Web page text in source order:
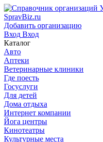
SpravBiz.ru
Добавить организацию
Вход Вход
Каталог
Авто
Аптеки
Ветеринарные клиники
Где поесть
Госуслуги
Для детей
Дома отдыха
Интернет компании
Йога центры
Кинотеатры
Культурные места